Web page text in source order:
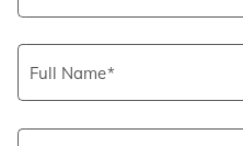
Full Name